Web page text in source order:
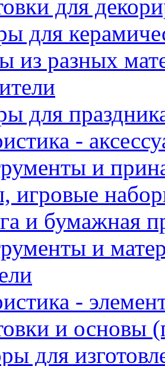
для
для
из разных
для
-
и
игровые
и бумажная
и
-
и основы
для